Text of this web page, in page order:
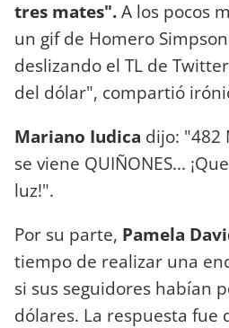
tres mates".A los pocos
un gif de Homero
deslizando el TL de
del dólar", compartió
Mariano Iudica dijo: "482
se viene QUIÑONES...
luz!".
Por su parte, Pamela
tiempo de realizar una
si sus seguidores habían
dólares. La respuesta fue